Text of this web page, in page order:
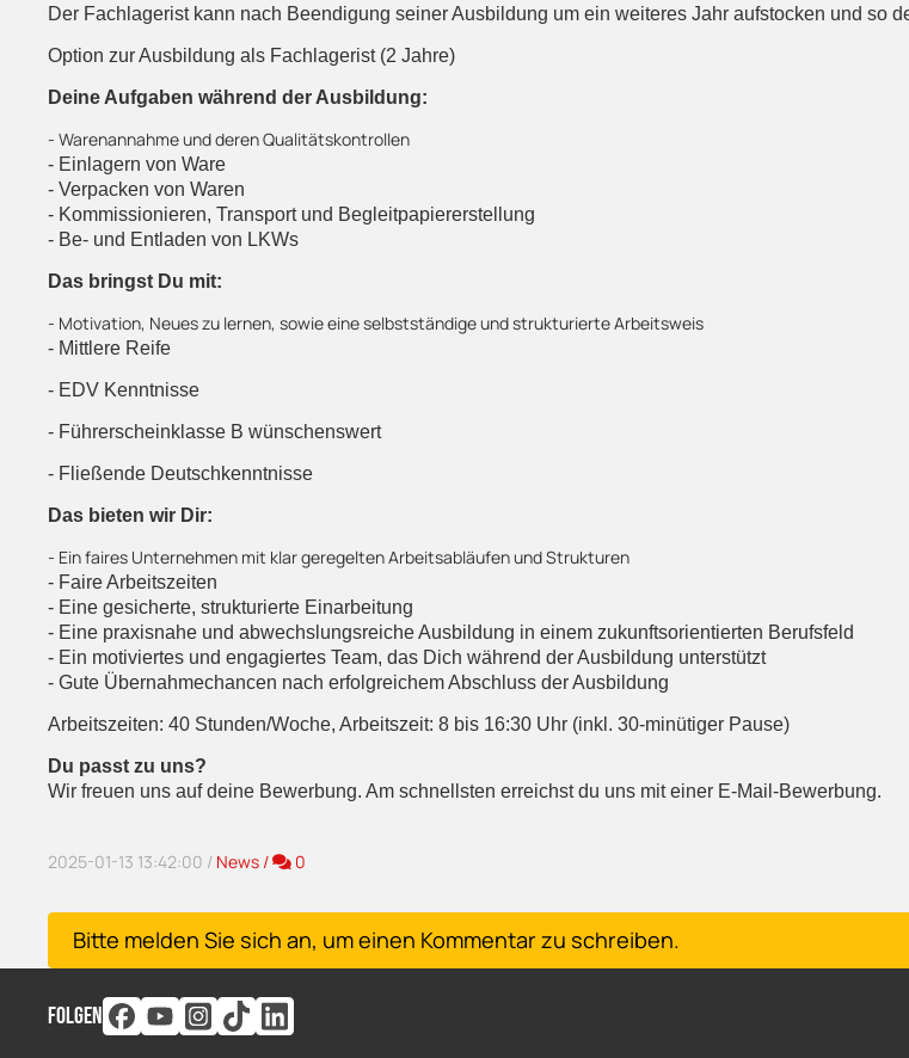
Der Fachlagerist kann nach Beendigung seiner Ausbildung um ein weiteres Jahr aufstocken und so
Option zur Ausbildung als Fachlagerist (2 Jahre)
Deine Aufgaben während der Ausbildung:
- Warenannahme und deren Qualitätskontrollen
- Einlagern von Ware
- Verpacken von Waren
- Kommissionieren, Transport und Begleitpapiererstellung
- Be- und Entladen von LKWs
Das bringst Du mit:
- Motivation, Neues zu lernen, sowie eine selbstständige und strukturierte Arbeitsweis
- Mittlere Reife
- EDV Kenntnisse
- Führerscheinklasse B wünschenswert
- Fließende Deutschkenntnisse
Das bieten wir Dir:
- Ein faires Unternehmen mit klar geregelten Arbeitsabläufen und Strukturen
- Faire Arbeitszeiten
- Eine gesicherte, strukturierte Einarbeitung
- Eine praxisnahe und abwechslungsreiche Ausbildung in einem zukunftsorientierten Berufsfeld
- Ein motiviertes und engagiertes Team, das Dich während der Ausbildung unterstützt
- Gute Übernahmechancen nach erfolgreichem Abschluss der Ausbildung
Arbeitszeiten: 40 Stunden/Woche, Arbeitszeit: 8 bis 16:30 Uhr (inkl. 30-minütiger Pause)
Du passt zu uns?
Wir freuen uns auf deine Bewerbung. Am schnellsten erreichst du uns mit einer E-Mail-Bewerbung.
2025-01-13 13:42:00 / News / Kommentare
0
x
Bitte melden Sie sich an, um einen Kommentar zu schreiben.
FOLGEN